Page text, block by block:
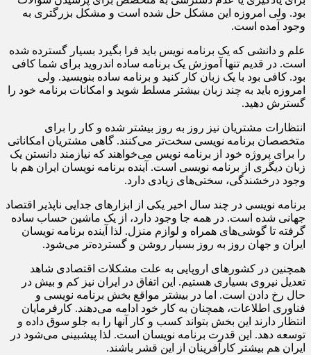
بود. ولی امروزه این مشکل حل شده است و مشکل بزرگتری به
وجود آمده است.
علم و دانشی که یک برنامه نویس باید فرا بگیرد بسیار گسترده شده
است. در قدیم تنها آموزش یک برنامه ساده اندروید برای شما کافی
بود. کافی بود با یک زبان کار کنید و برنامه ساده بنویسید. ولی
امروزه باید به چند زبان بیشتر مسلط شوید و امکانات برنامه خود را
گسترش دهید.
انتظارات مشتریان نیز روز به روز بیشتر شده و کار را برای
متخصصان برنامه نویسی سخت‌تر می‌کنند. گاهی مشتریان امکاناتی
را برای پروژه خود از برنامه نویس می‌خواهند که نیازمند دانستن یک
زبان دیگری از برنامه نویسی است. آینده برنامه نویسان ایران هم با
وجود درخشندگی، سختی‌های زیادی دارد.
برنامه نویسی در چند سال اخیر یکی از ابزارهای جدایی ناپذیر اقتصاد
جهانی شده است. در همه جا وجود دارد، از یک ماشین حساب ساده
گرفته تا گوشی‌های همراه و لوازم منزل. لذا آینده برنامه نویسان
ایران و جهان روز به روز بسیار روشن و گسترده‌تر می‌شود.
همچنین در کشورهای اروپایی به علت مشکلات اقتصادی شاهد
تعدیل نیروی بسیاری هستیم. این اتفاق در ایران نیز کم و بیش در
حال رخ دادن است. اما در بیشتر مواقع بخش برنامه نویسی و
فناوری اطلاعات، همچنان به کار خود ادامه می‌دهند. کارفرمایان
انتظار دارند این بخش بتواند کسب و کار آنها را به جلو سوق داده و
توسعه دهد. این قدرت برنامه نویسان است. لذا پیشبینی می‌شود در
ایران هم بیشتر کارآفرینان از این قشر باشند.